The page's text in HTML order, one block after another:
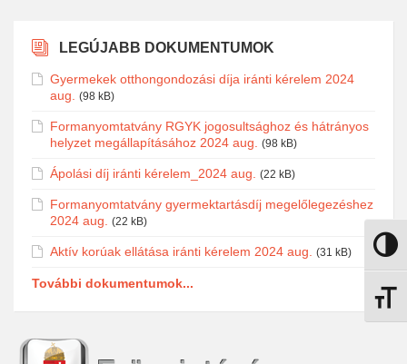
Nagy
LEGÚJABB DOKUMENTUMOK
Gyermekek otthongondozási díja iránti kérelem 2024
aug.
(98 kB)
Formanyomtatvány RGYK jogosultsághoz és hátrányos
helyzet megállapításához 2024 aug.
(98 kB)
Ápolási díj iránti kérelem_2024 aug. (22 kB)
Formanyomtatvány gyermektartásdíj megelőlegezéshez
2024 aug.
(22 kB)
Aktív korúak ellátása iránti kérelem 2024 aug. (31 kB)
További dokumentumok...